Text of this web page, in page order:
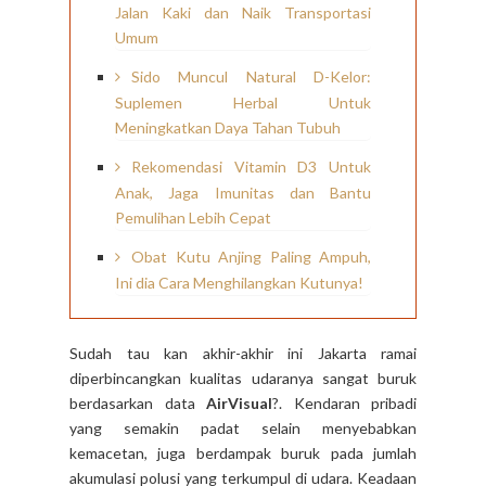
Jalan Kaki dan Naik Transportasi
Umum
Sido Muncul Natural D-Kelor:
Suplemen Herbal Untuk
Meningkatkan Daya Tahan Tubuh
Rekomendasi Vitamin D3 Untuk
Anak, Jaga Imunitas dan Bantu
Pemulihan Lebih Cepat
Obat Kutu Anjing Paling Ampuh,
Ini dia Cara Menghilangkan Kutunya!
Sudah tau kan akhir-akhir ini Jakarta ramai
diperbincangkan kualitas udaranya sangat buruk
berdasarkan data AirVisual?. Kendaran pribadi
yang semakin padat selain menyebabkan
kemacetan, juga berdampak buruk pada jumlah
akumulasi polusi yang terkumpul di udara. Keadaan